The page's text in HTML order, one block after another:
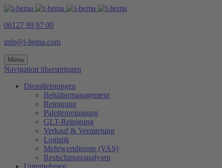
06127 99 97 00
info@i-bema.com
Menu
Navigation überspringen
Dienstleistungen
Behältermanagement
Reinigung
Palettenreinigung
GLT-Reinigung
Verkauf & Vermietung
Logistik
Mehrwertdienste (VAS)
Restschmutzanalysen
Unternehmen